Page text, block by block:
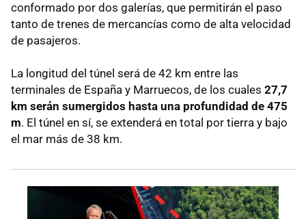
conformado por dos galerías, que permitirán el paso
tanto de trenes de mercancías como de alta velocidad
de pasajeros.
La longitud del túnel será de 42 km entre las
terminales de España y Marruecos, de los cuales 27,7
km serán sumergidos hasta una profundidad de 475
m. El túnel en sí, se extenderá en total por tierra y bajo
el mar más de 38 km.